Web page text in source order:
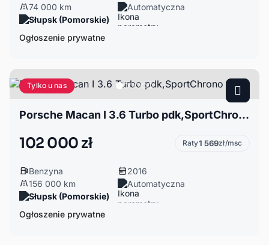
74 000 km
Automatyczna
Słupsk (Pomorskie)
Ogłoszenie prywatne
Tylko u nas
Porsche Macan I 3.6 Turbo pdk,SportChrono
102 000 zł Raty1 569zł/msc
Benzyna
2016
156 000 km
Automatyczna
Słupsk (Pomorskie)
Ogłoszenie prywatne